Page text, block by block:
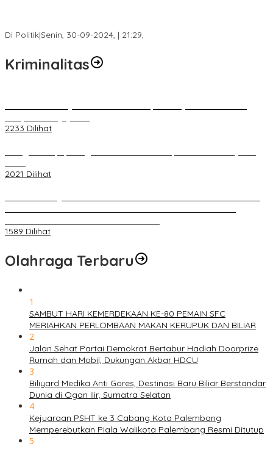
Di Politik|Senin, 30-09-2024, | 21:29,
Kriminalitas
2233 Dilihat
2021 Dilihat
1589 Dilihat
Olahraga Terbaru
1
SAMBUT HARI KEMERDEKAAN KE-80 PEMAIN SFC
MERIAHKAN PERLOMBAAN MAKAN KERUPUK DAN BILIAR
2
Jalan Sehat Partai Demokrat Bertabur Hadiah Doorprize
Rumah dan Mobil, Dukungan Akbar HDCU
3
Biliyard Medika Anti Gores, Destinasi Baru Biliar Berstandar
Dunia di Ogan Ilir, Sumatra Selatan
4
Kejuaraan PSHT ke 3 Cabang Kota Palembang
Memperebutkan Piala Walikota Palembang Resmi Ditutup
5